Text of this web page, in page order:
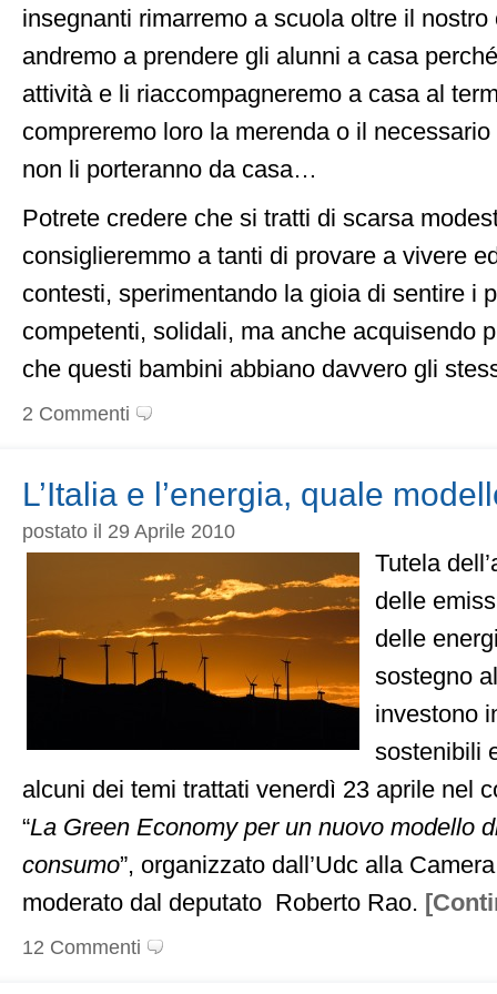
insegnanti rimarremo a scuola oltre il nostro
andremo a prendere gli alunni a casa
attività e li riaccompagneremo a casa al
compreremo loro la merenda o il
non li porteranno da casa…
Potrete credere che si tratti di scarsa
consiglieremmo a tanti di provare a vivere
contesti, sperimentando la gioia di sentire i
competenti, solidali, ma anche acquisendo
che questi bambini abbiano davvero gli
2 Commenti
L’Italia e l’energia, quale
postato il 29 Aprile 2010
Tutela
delle
delle
sostegno
investono
sostenibili
alcuni dei temi trattati venerdì 23 aprile nel
“La Green Economy per un nuovo modello
consumo”, organizzato dall’Udc alla
moderato dal deputato Roberto Rao.
12 Commenti